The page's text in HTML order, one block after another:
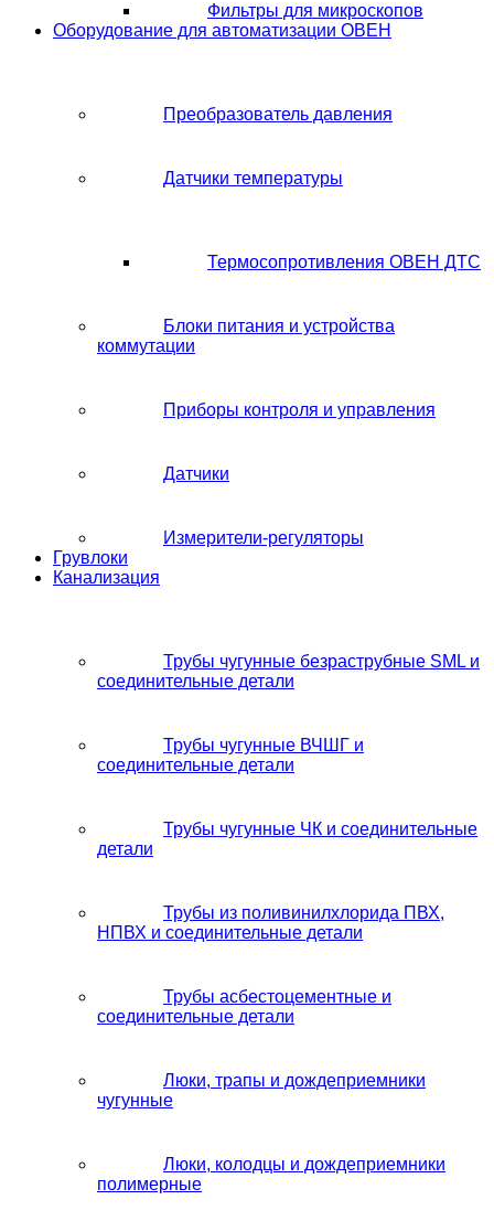
Фильтры для микроскопов
Оборудование для автоматизации ОВЕН
Преобразователь давления
Датчики температуры
Термосопротивления ОВЕН ДТС
Блоки питания и устройства
коммутации
Приборы контроля и управления
Датчики
Измерители-регуляторы
Грувлоки
Канализация
Трубы чугунные безраструбные SML и
соединительные детали
Трубы чугунные ВЧШГ и
соединительные детали
Трубы чугунные ЧК и соединительные
детали
Трубы из поливинилхлорида ПВХ,
НПВХ и соединительные детали
Трубы асбестоцементные и
соединительные детали
Люки, трапы и дождеприемники
чугунные
Люки, колодцы и дождеприемники
полимерные